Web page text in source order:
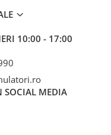
10:00 - 17:00
SOCIAL MEDIA